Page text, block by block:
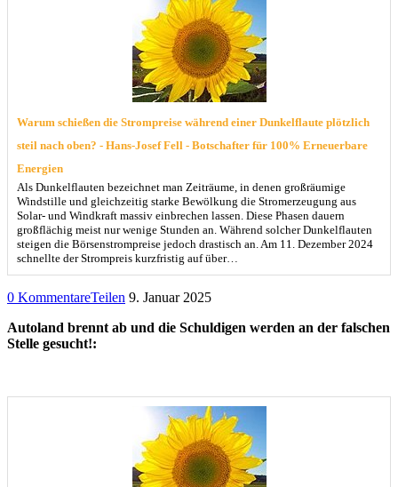
Warum schießen die Strompreise während einer Dunkelflaute plötzlich
steil nach oben? - Hans-Josef Fell - Botschafter für 100% Erneuerbare
Energien
Als Dunkelflauten bezeichnet man Zeiträume, in denen großräumige
Windstille und gleichzeitig starke Bewölkung die Stromerzeugung aus
Solar- und Windkraft massiv einbrechen lassen. Diese Phasen dauern
großflächig meist nur wenige Stunden an. Während solcher Dunkelflauten
steigen die Börsenstrompreise jedoch drastisch an. Am 11. Dezember 2024
schnellte der Strompreis kurzfristig auf über…
0 KommentareTeilen 9. Januar 2025
Autoland brennt ab und die Schuldigen werden an der falschen
Stelle gesucht!: